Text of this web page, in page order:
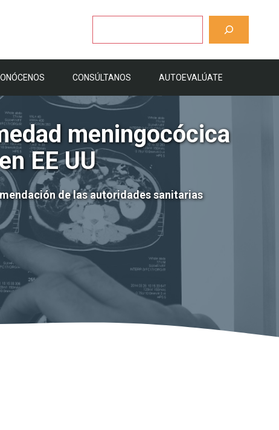
CONSÚLTANOS AUTOEVALÚATE
meningocócica
EE UU
de las autoridades sanitarias